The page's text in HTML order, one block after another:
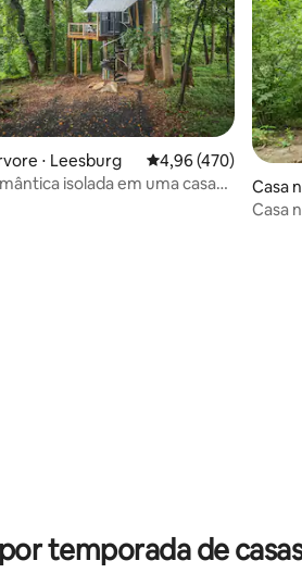
de 5, 189 avaliações
⋅ Leesburg 4,96 de uma
4,96 (470)
isolada em uma casa
Casa
Casa
de 5, 86 avaliações
temporada de